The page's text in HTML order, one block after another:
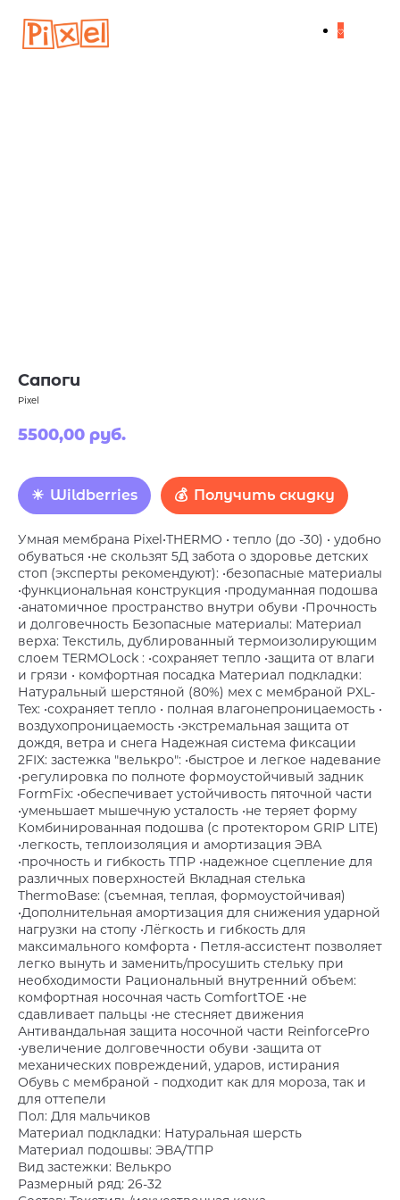
Сапоги
Pixel
5500,00 руб.
Wildberries Получить скидку
Умная мембрана Pixel•THERMO • тепло (до -30) • удобно
обуваться •не скользят 5Д забота о здоровье детских
стоп (эксперты рекомендуют): •безопасные материалы
•функциональная конструкция •продуманная подошва
•анатомичное пространство внутри обуви •Прочность
и долговечность Безопасные материалы: Материал
верха: Текстиль, дублированный термоизолирующим
слоем TERMOLock : •сохраняет тепло •защита от влаги
и грязи • комфортная посадка Материал подкладки:
Натуральный шерстяной (80%) мех с мембраной PXL-
Tex: •сохраняет тепло • полная влагонепроницаемость •
воздухопроницаемость •экстремальная защита от
дождя, ветра и снега Надежная система фиксации
2FIX: застежка "велькро": •быстрое и легкое надевание
•регулировка по полноте формоустойчивый задник
FormFix: •обеспечивает устойчивость пяточной части
•уменьшает мышечную усталость •не теряет форму
Комбинированная подошва (с протектором GRIP LITE)
•легкость, теплоизоляция и амортизация ЭВА
•прочность и гибкость ТПР •надежное сцепление для
различных поверхностей Вкладная стелька
ThermoBase: (съемная, теплая, формоустойчивая)
•Дополнительная амортизация для снижения ударной
нагрузки на стопу •Лёгкость и гибкость для
максимального комфорта • Петля-ассистент позволяет
легко вынуть и заменить/просушить стельку при
необходимости Рациональный внутренний объем:
комфортная носочная часть ComfortTOE •не
сдавливает пальцы •не стесняет движения
Антивандальная защита носочной части ReinforcePro
•увеличение долговечности обуви •защита от
механических повреждений, ударов, истирания
Обувь c мембраной - подходит как для мороза, так и
для оттепели
Пол: Для мальчиков
Материал подкладки: Натуральная шерсть
Материал подошвы: ЭВА/ТПР
Вид застежки: Велькро
Размерный ряд: 26-32